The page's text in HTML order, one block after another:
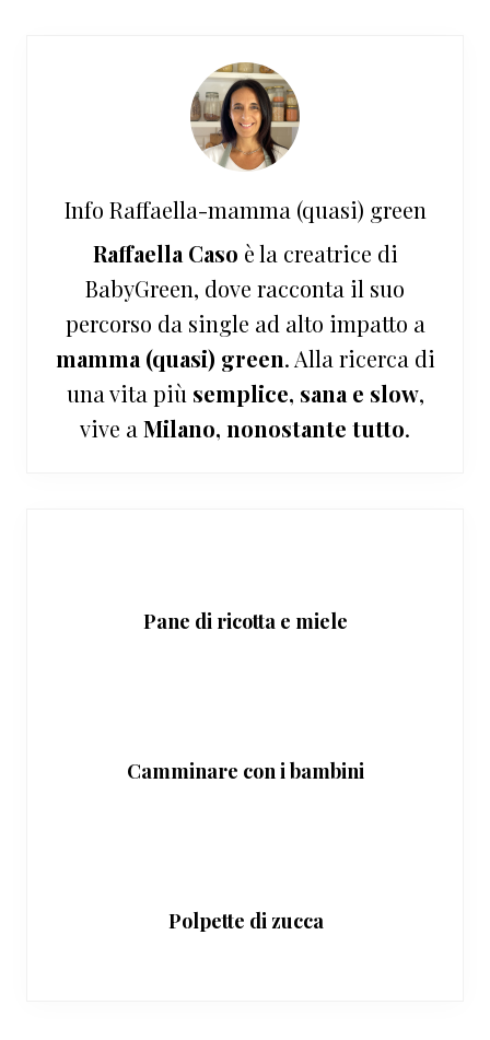
Info Raffaella-mamma (quasi) green
Raffaella Caso è la creatrice di
BabyGreen, dove racconta il suo
percorso da single ad alto impatto a
mamma (quasi) green. Alla ricerca di
una vita più semplice, sana e slow,
vive a Milano, nonostante tutto.
Pane di ricotta e miele
Camminare con i bambini
Polpette di zucca